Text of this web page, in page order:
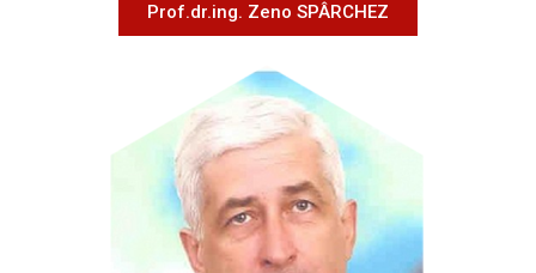
Prof.dr.ing. Zeno SPÂRCHEZ